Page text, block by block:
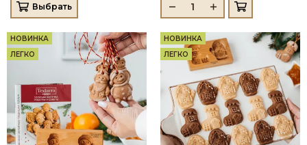
Выбрать
НОВИНКА
ЛЕГКО
НОВИНКА
ЛЕГКО